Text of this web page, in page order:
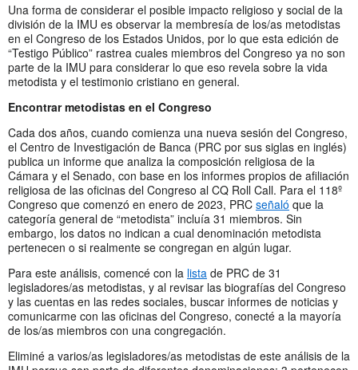
Una forma de considerar el posible impacto religioso y social de la
división de la IMU es observar la membresía de los/as metodistas
en el Congreso de los Estados Unidos, por lo que esta edición de
“Testigo Público” rastrea cuales miembros del Congreso ya no son
parte de la IMU para considerar lo que eso revela sobre la vida
metodista y el testimonio cristiano en general.
Encontrar metodistas en el Congreso
Cada dos años, cuando comienza una nueva sesión del Congreso,
el Centro de Investigación de Banca (PRC por sus siglas en inglés)
publica un informe que analiza la composición religiosa de la
Cámara y el Senado, con base en los informes propios de afiliación
religiosa de las oficinas del Congreso al CQ Roll Call. Para el 118º
Congreso que comenzó en enero de 2023, PRC señaló que la
categoría general de “metodista” incluía 31 miembros. Sin
embargo, los datos no indican a cual denominación metodista
pertenecen o si realmente se congregan en algún lugar.
Para este análisis, comencé con la lista de PRC de 31
legisladores/as metodistas, y al revisar las biografías del Congreso
y las cuentas en las redes sociales, buscar informes de noticias y
comunicarme con las oficinas del Congreso, conecté a la mayoría
de los/as miembros con una congregación.
Eliminé a varios/as legisladores/as metodistas de este análisis de la